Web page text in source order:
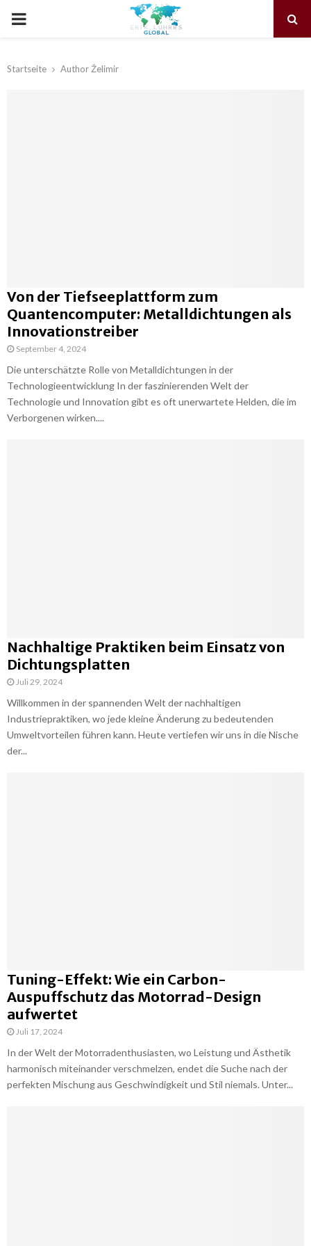
PRIMARY
Startseite Author Želimir
Von der Tiefseeplattform zum
Quantencomputer: Metalldichtungen als
Innovationstreiber
September 4, 2024
Die unterschätzte Rolle von Metalldichtungen in der
Technologieentwicklung In der faszinierenden Welt der
Technologie und Innovation gibt es oft unerwartete Helden, die im
Verborgenen wirken....
Nachhaltige Praktiken beim Einsatz von
Dichtungsplatten
Juli 29, 2024
Willkommen in der spannenden Welt der nachhaltigen
Industriepraktiken, wo jede kleine Änderung zu bedeutenden
Umweltvorteilen führen kann. Heute vertiefen wir uns in die Nische
der...
Tuning-Effekt: Wie ein Carbon-
Auspuffschutz das Motorrad-Design
aufwertet
Juli 17, 2024
In der Welt der Motorradenthusiasten, wo Leistung und Ästhetik
harmonisch miteinander verschmelzen, endet die Suche nach der
perfekten Mischung aus Geschwindigkeit und Stil niemals. Unter...